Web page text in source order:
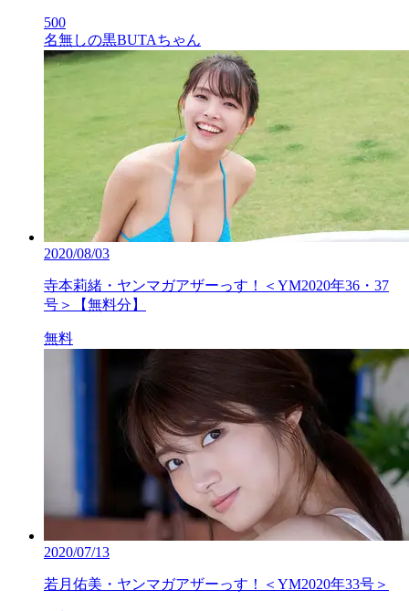
500
名無しの黒BUTAちゃん
2020/08/03
寺本莉緒・ヤンマガアザーっす！＜YM2020年36・37
号＞【無料分】
無料
2020/07/13
若月佑美・ヤンマガアザーっす！＜YM2020年33号＞